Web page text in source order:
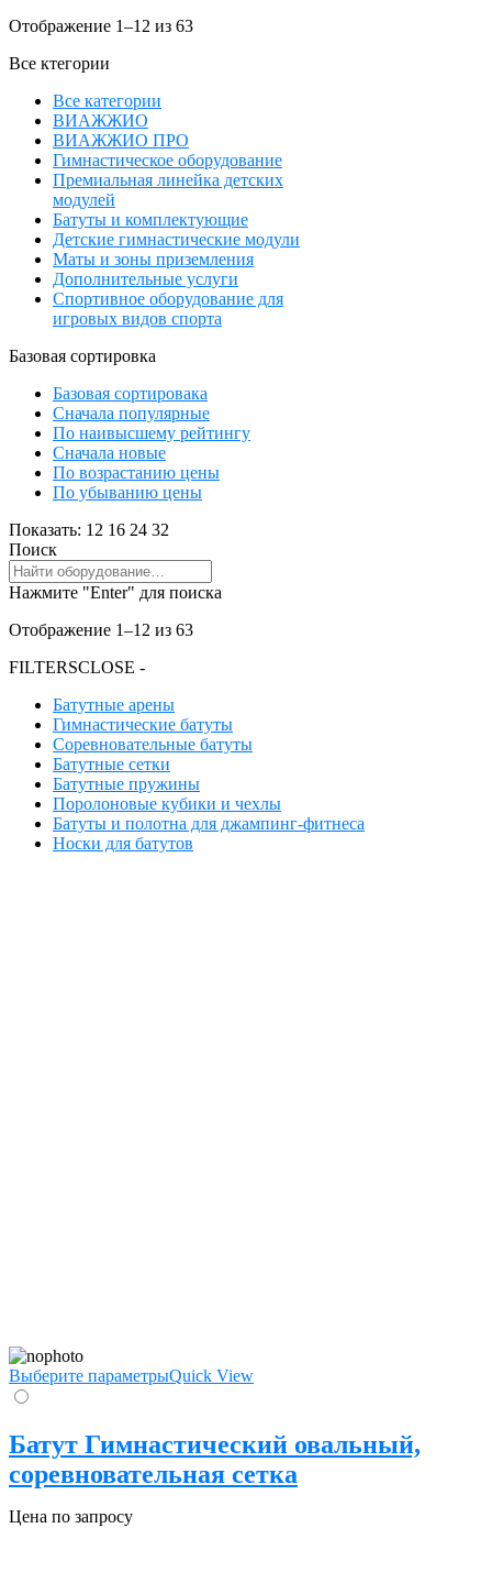
Отображение 1–12 из 63
Все ктегории
Все категории
ВИАЖЖИО
ВИАЖЖИО ПРО
Гимнастическое оборудование
Премиальная линейка детских
модулей
Батуты и комплектующие
Детские гимнастические модули
Маты и зоны приземления
Дополнительные услуги
Спортивное оборудование для
игровых видов спорта
Базовая сортировка
Базовая сортировака
Сначала популярные
По наивысшему рейтингу
Сначала новые
По возрастанию цены
По убыванию цены
Показать: 12 16 24 32
Поиск
Нажмите "Enter" для поиска
Отображение 1–12 из 63
FILTERSCLOSE -
Батутные арены
Гимнастические батуты
Соревновательные батуты
Батутные сетки
Батутные пружины
Поролоновые кубики и чехлы
Батуты и полотна для джампинг-фитнеса
Носки для батутов
Выберите параметрыQuick View
Батут Гимнастический овальный,
соревновательная сетка
Цена по запросу